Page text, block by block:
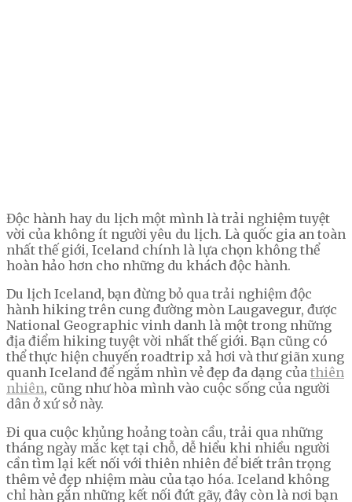
Độc hành hay du lịch một mình là trải nghiệm tuyệt
vời của không ít người yêu du lịch. Là quốc gia an toàn
nhất thế giới, Iceland chính là lựa chọn không thể
hoàn hảo hơn cho những du khách độc hành.
Du lịch Iceland, bạn đừng bỏ qua trải nghiệm độc
hành hiking trên cung đường mòn Laugavegur, được
National Geographic vinh danh là một trong những
địa điểm hiking tuyệt vời nhất thế giới. Bạn cũng có
thể thực hiện chuyến roadtrip xả hơi và thư giãn xung
quanh Iceland để ngắm nhìn vẻ đẹp đa dạng của thiên
nhiên, cũng như hòa mình vào cuộc sống của người
dân ở xứ sở này.
Đi qua cuộc khủng hoảng toàn cầu, trải qua những
tháng ngày mắc kẹt tại chỗ, dễ hiểu khi nhiều người
cần tìm lại kết nối với thiên nhiên để biết trân trọng
thêm vẻ đẹp nhiệm màu của tạo hóa. Iceland không
chỉ hàn gắn những kết nối đứt gãy, đây còn là nơi bạn